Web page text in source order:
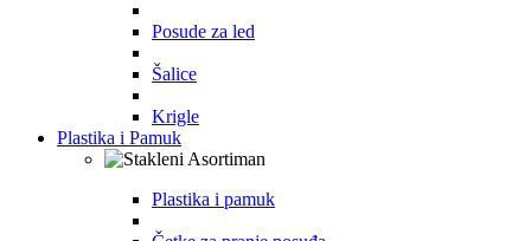
Posude za led
Šalice
Krigle
Plastika i Pamuk
Plastika i pamuk